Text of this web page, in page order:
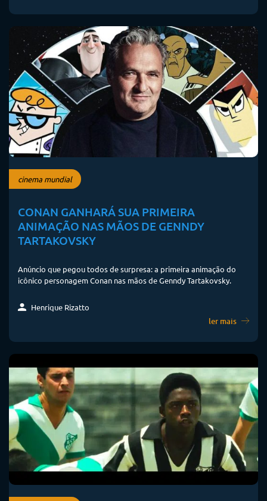
cinema mundial
CONAN GANHARÁ SUA PRIMEIRA
ANIMAÇÃO NAS MÃOS DE GENNDY
TARTAKOVSKY
Anúncio que pegou todos de surpresa: a primeira animação do
icônico personagem Conan nas mãos de Genndy Tartakovsky.
Henrique Rizatto
ler mais